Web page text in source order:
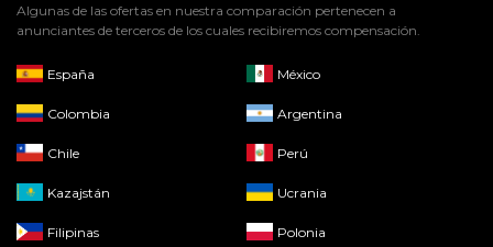
Algunas de las ofertas en nuestra comparación pertenecen a
anunciantes de terceros de los cuales recibiremos compensación.
España México
Colombia Argentina
Chile Perú
Kazajstán Ucrania
Filipinas Polonia